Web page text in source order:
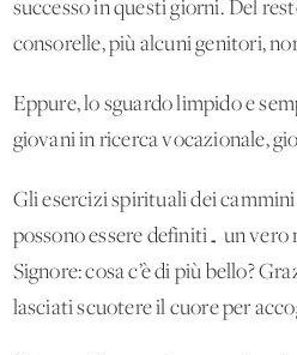
successo in questi giorni. Del
consorelle, più alcuni genitori,
Eppure, lo sguardo limpido e
giovani in ricerca vocazionale,
Gli esercizi spirituali dei cammini
possono essere definiti… un
Signore: cosa c’è di più bello?
lasciati scuotere il cuore per